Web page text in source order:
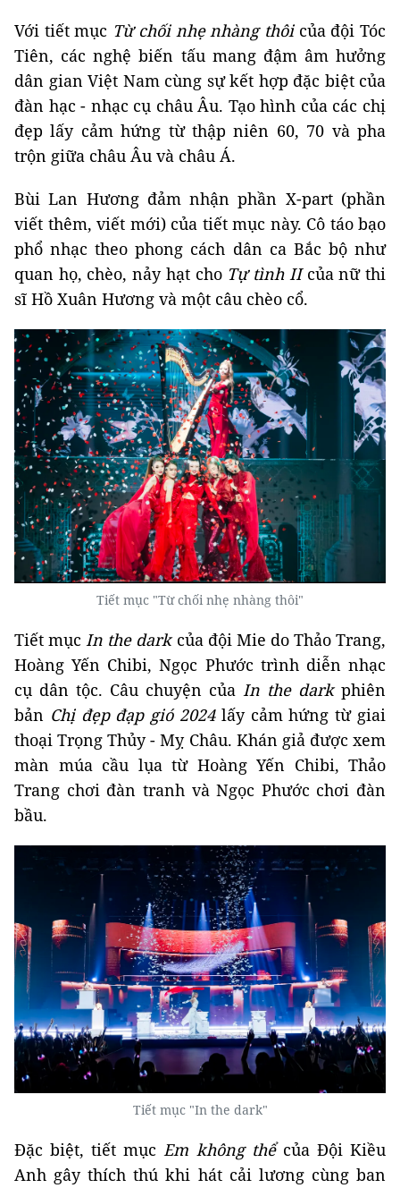
Với tiết mục Từ chối nhẹ nhàng thôicủa đội Tóc
Tiên, các nghệ biến tấu mang đậm âm hưởng
dân gian Việt Nam cùng sự kết hợp đặc biệt của
đàn hạc - nhạc cụ châu Âu. Tạo hình của các chị
đẹp lấy cảm hứng từ thập niên 60, 70 và pha
trộn giữa châu Âu và châu Á.
Bùi Lan Hương đảm nhận phần X-part (phần
viết thêm, viết mới) của tiết mục này. Cô táo bạo
phổ nhạc theo phong cách dân ca Bắc bộ như
quan họ, chèo, nảy hạt cho Tự tình II của nữ thi
sĩ Hồ Xuân Hương và một câu chèo cổ.
Tiết mục "Từ chối nhẹ nhàng thôi"
Tiết mục In the darkcủa đội Mie do Thảo Trang,
Hoàng Yến Chibi, Ngọc Phước trình diễn nhạc
cụ dân tộc. Câu chuyện của In the dark phiên
bản Chị đẹp đạp gió 2024lấy cảm hứng từ giai
thoại Trọng Thủy - Mỵ Châu. Khán giả được xem
màn múa cầu lụa từ Hoàng Yến Chibi, Thảo
Trang chơi đàn tranh và Ngọc Phước chơi đàn
bầu.
Tiết mục "In the dark"
Đặc biệt, tiết mụcEm không thểcủa Đội Kiều
Anh gây thích thú khi hát cải lương cùng ban